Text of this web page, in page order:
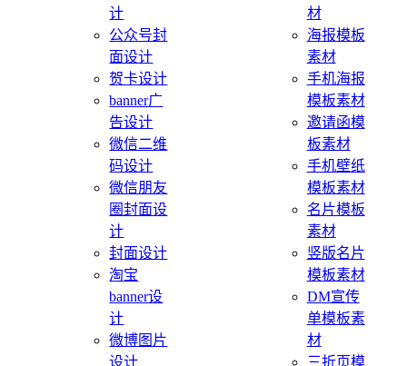
计
公众号封
面设计
贺卡设计
banner广
告设计
微信二维
码设计
微信朋友
圈封面设
计
封面设计
淘宝
banner设
计
微博图片
设计
材
海报模板
素材
手机海报
模板素材
邀请函模
板素材
手机壁纸
模板素材
名片模板
素材
竖版名片
模板素材
DM宣传
单模板素
材
三折页模